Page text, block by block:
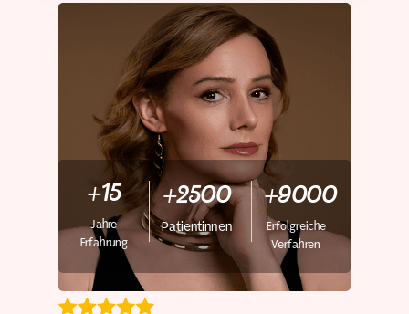
+15
Jahre
Erfahrung
+2500
Patientinnen
Erfolgreiche
Verfahren
+9000